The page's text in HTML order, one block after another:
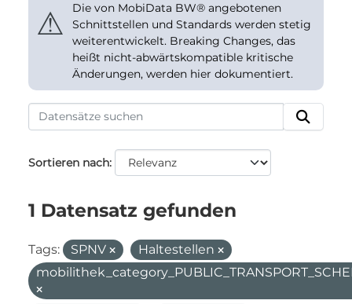
⚠
Die von MobiData BW® angebotenen
Schnittstellen und Standards werden stetig
weiterentwickelt. Breaking Changes, das
heißt nicht-abwärtskompatible kritische
Änderungen, werden hier dokumentiert.
Sortieren nach
1 Datensatz gefunden
Tags: SPNV
Haltestellen